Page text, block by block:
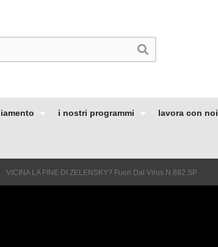
i nostri programmi lavora con noi
VICINA LA FINE DI ZELENSKY? Fuori Dal Virus N.882.SP